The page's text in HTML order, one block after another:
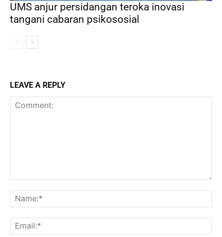
UMS anjur persidangan teroka inovasi
tangani cabaran psikososial
LEAVE A REPLY